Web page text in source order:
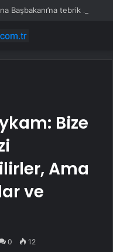
Çin Başbakanı Li Qiang’dan Ukrayna Başbakanı’na tebrik mesajı
Bize
Ama
ve
0 12